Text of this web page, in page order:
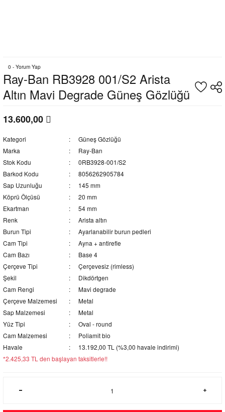
0 - Yorum Yap
Ray-Ban RB3928 001/S2 Arista
Altın Mavi Degrade Güneş Gözlüğü
13.600,00
Kategori
Güneş Gözlüğü
Marka
Ray-Ban
Stok Kodu
0RB3928-001/S2
Barkod Kodu
8056262905784
Sap Uzunluğu
145 mm
Köprü Ölçüsü
20 mm
Ekartman
54 mm
Renk
Arista altın
Burun Tipi
Ayarlanabilir burun pedleri
Cam Tipi
Ayna + antirefle
Cam Bazı
Base 4
Çerçeve Tipi
Çerçevesiz (rimless)
Şekil
Dikdörtgen
Cam Rengi
Mavi degrade
Çerçeve Malzemesi
Metal
Sap Malzemesi
Metal
Yüz Tipi
Oval - round
Cam Malzemesi
Poliamit bio
Havale
13.192,00 TL (%3,00 havale indirimi)
*2.425,33 TL den başlayan taksitlerle!!